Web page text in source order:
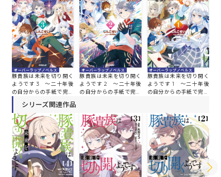
オーバーラップノベルス
豚貴族は未来を切り開く
ようです 3 ～二十年後
の自分からの手紙で完全
に人生が詰むと知ったの
で、必死にあがいてみよ
うと思います～
オーバーラップノベルス
豚貴族は未来を切り開く
ようです 2 ～二十年後
の自分からの手紙で完全
うと思います～
オーバーラップノベルス
豚貴族は未来を切り開く
ようです 1 ～二十年後
の自分からの手紙で完全
うと思います～
シリーズ関連作品